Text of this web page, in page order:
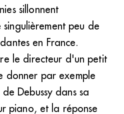
sillonnent
peu de
en France.
le directeur d'un petit
donner par exemple
Debussy dans sa
piano, et la réponse